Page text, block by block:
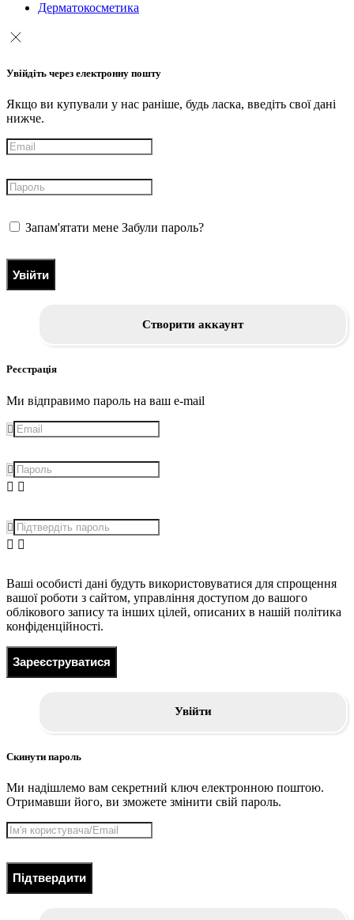
Дерматокосметика
Увійдіть через електронну пошту
Якщо ви купували у нас раніше, будь ласка, введіть свої дані
нижче.
Запам'ятати мене Забули пароль?
Увійти
Створити аккаунт
Реєстрація
Ми відправимо пароль на ваш e-mail
Ваші особисті дані будуть використовуватися для спрощення
вашої роботи з сайтом, управління доступом до вашого
облікового запису та інших цілей, описаних в нашій політика
конфіденційності.
Зареєструватися
Увійти
Скинути пароль
Ми надішлемо вам секретний ключ електронною поштою.
Отримавши його, ви зможете змінити свій пароль.
Підтвердити